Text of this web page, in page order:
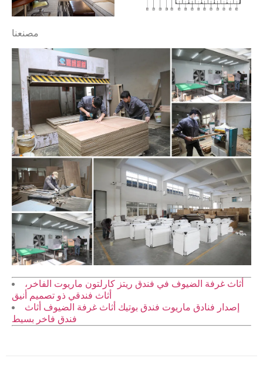
مصنعنا
أثاث غرفة الضيوف في فندق ريتز كارلتون ماريوت الفاخر،
أثاث فندقي ذو تصميم أنيق
إصدار فنادق ماريوت فندق بوتيك أثاث غرفة الضيوف أثاث
فندق فاخر بسيط